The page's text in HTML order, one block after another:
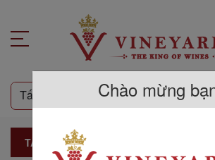
TẤT CẢ SẢN PHẨM
Chào mừng